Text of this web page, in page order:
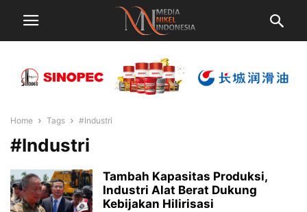
Home Tags #Industri
#Industri
Tambah Kapasitas Produksi,
Industri Alat Berat Dukung
Kebijakan Hilirisasi